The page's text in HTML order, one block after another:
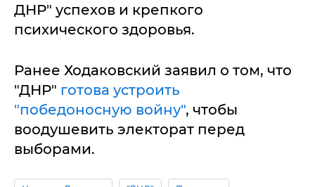
ДНР" успехов и крепкого
психического здоровья.
Ранее Ходаковский заявил о том, что
"ДНР" готова устроить
"победоносную войну", чтобы
воодушевить электорат перед
выборами.